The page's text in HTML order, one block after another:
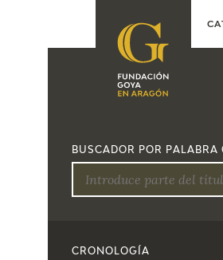
FUNDACIÓN
CENTRO DE
BUSCADOR POR PALABRA
CRONOLOGÍA